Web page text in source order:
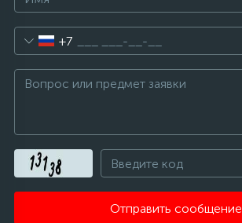
+7
Отправить сообщение